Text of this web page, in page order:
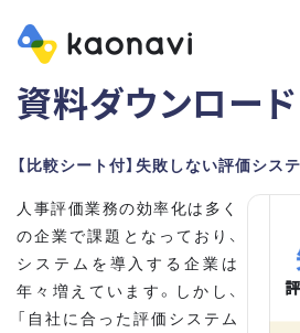
資料ダウンロード
【比較シート付】失敗しない評価シス
人事評価業務の効率化は多く
の企業で課題となっており、
システムを導入する企業は
年々増えています。しかし、
「自社に合った評価システム